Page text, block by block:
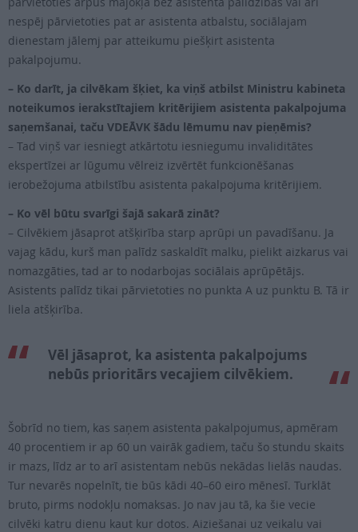
nespēj pārvietoties pat ar asistenta atbalstu, sociālajam
dienestam jālemj par atteikumu piešķirt asistenta
pakalpojumu.
– Ko darīt, ja cilvēkam šķiet, ka viņš atbilst Ministru kabineta
noteikumos ierakstītajiem kritērijiem asistenta pakalpojuma
saņemšanai, taču VDEĀVK šādu lēmumu nav pieņēmis?
– Tad viņš var iesniegt atkārtotu iesniegumu invaliditātes
ekspertīzei ar lūgumu vēlreiz izvērtēt funkcionēšanas
ierobežojuma atbilstību asistenta pakalpojuma kritērijiem.
– Ko vēl būtu svarīgi šajā sakarā zināt?
– Cilvēkiem jāsaprot atšķirība starp aprūpi un pavadīšanu. Ja
vajag kādu, kurš man palīdz saskaldīt malku, pielikt aizkarus vai
nomazgāties, tad ar to nodarbojas sociālais aprūpētājs.
Asistents palīdz tikai pārvietoties no punkta A uz punktu B. Tā ir
liela atšķirība.
Vēl jāsaprot, ka asistenta pakalpojums
nebūs prioritārs vecajiem cilvēkiem.
Šobrīd no tiem, kas saņem asistenta pakalpojumus, apmēram
40 procentiem ir ap 60 un vairāk gadiem, taču šo stundu skaits
ir mazs, līdz ar to arī asistentam nebūs nekādas lielās naudas.
Tur nevarēs nopelnīt, tie būs kādi 40–60 eiro mēnesī. Turklāt
bruto, pirms nodokļu nomaksas. Jo nav jau tā, ka šie vecie
cilvēki katru dienu kaut kur dotos. Aiziešanai uz veikalu vai